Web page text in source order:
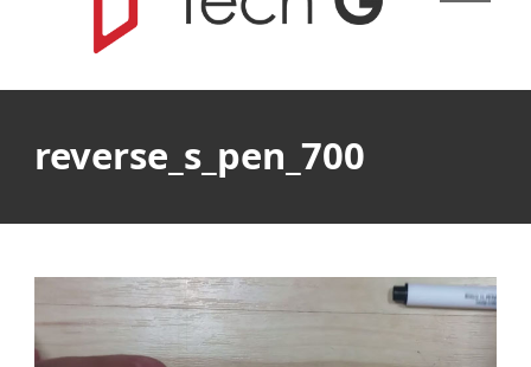
reverse_s_pen_700